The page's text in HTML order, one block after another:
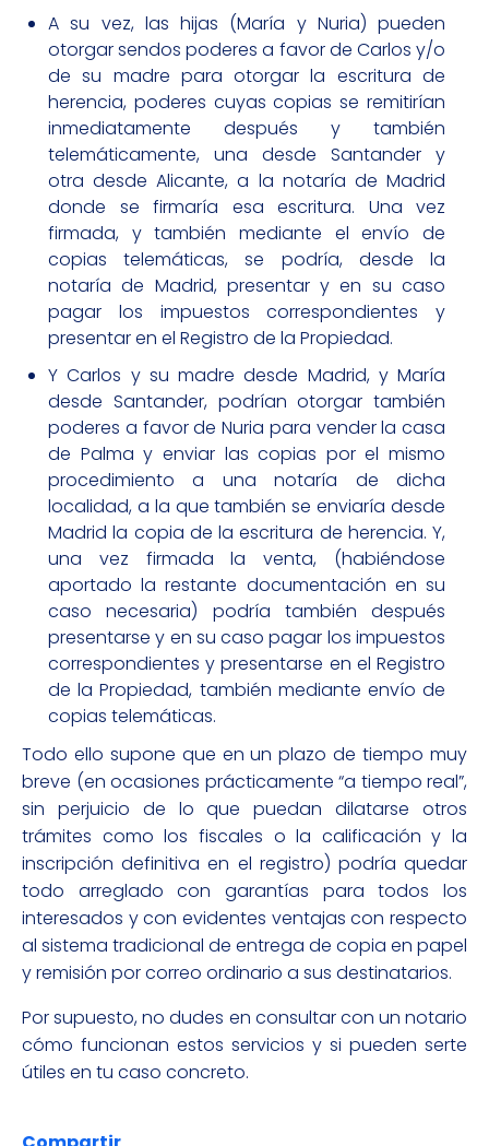
A su vez, las hijas (María y Nuria) pueden
otorgar sendos poderes a favor de Carlos y/o
de su madre para otorgar la escritura de
herencia, poderes cuyas copias se remitirían
inmediatamente después y también
telemáticamente, una desde Santander y
otra desde Alicante, a la notaría de Madrid
donde se firmaría esa escritura. Una vez
firmada, y también mediante el envío de
copias telemáticas, se podría, desde la
notaría de Madrid, presentar y en su caso
pagar los impuestos correspondientes y
presentar en el Registro de la Propiedad.
Y Carlos y su madre desde Madrid, y María
desde Santander, podrían otorgar también
poderes a favor de Nuria para vender la casa
de Palma y enviar las copias por el mismo
procedimiento a una notaría de dicha
localidad, a la que también se enviaría desde
Madrid la copia de la escritura de herencia. Y,
una vez firmada la venta, (habiéndose
aportado la restante documentación en su
caso necesaria) podría también después
presentarse y en su caso pagar los impuestos
correspondientes y presentarse en el Registro
de la Propiedad, también mediante envío de
copias telemáticas.
Todo ello supone que en un plazo de tiempo muy
breve (en ocasiones prácticamente “a tiempo real”,
sin perjuicio de lo que puedan dilatarse otros
trámites como los fiscales o la calificación y la
inscripción definitiva en el registro) podría quedar
todo arreglado con garantías para todos los
interesados y con evidentes ventajas con respecto
al sistema tradicional de entrega de copia en papel
y remisión por correo ordinario a sus destinatarios.
Por supuesto, no dudes en consultar con un notario
cómo funcionan estos servicios y si pueden serte
útiles en tu caso concreto.